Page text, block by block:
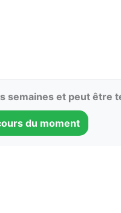
semaines et peut être
du moment